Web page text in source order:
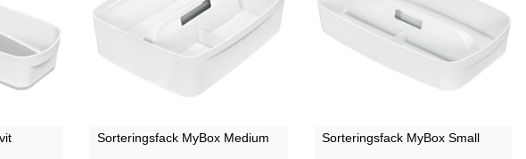
Sorteringsfack MyBox Medium Sorteringsfack MyBox Small